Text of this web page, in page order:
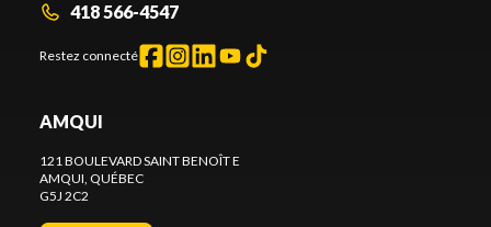
418 566-4547
Restez connecté
AMQUI
121 BOULEVARD SAINT BENOÎT E
AMQUI, QUÉBEC
G5J 2C2